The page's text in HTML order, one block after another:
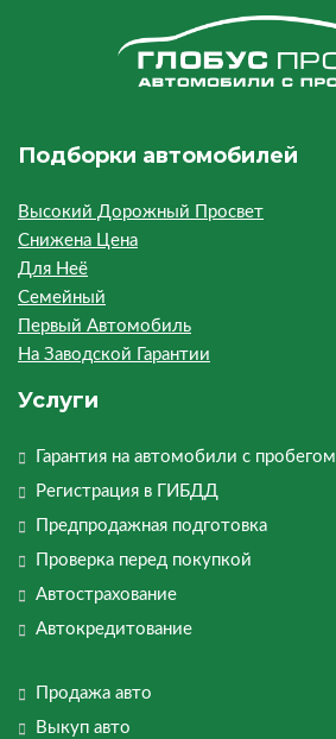
Подборки автомобилей
Высокий Дорожный Просвет
Снижена Цена
Для Неё
Семейный
Первый Автомобиль
На Заводской Гарантии
Услуги
Гарантия на автомобили с пробегом
Регистрация в ГИБДД
Предпродажная подготовка
Проверка перед покупкой
Автострахование
Автокредитование
Продажа авто
Выкуп авто